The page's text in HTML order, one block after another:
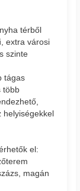
térből
extra városi
szinte
tágas
több
helyiségekkel
el:
magán